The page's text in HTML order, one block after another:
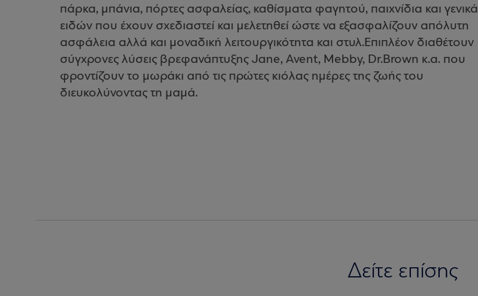
πάρκα, μπάνια, πόρτες ασφαλείας, καθίσματα φαγητού, παιχνίδια και γενικά
ειδών που έχουν σχεδιαστεί και μελετηθεί ώστε να εξασφαλίζουν απόλυτη
ασφάλεια αλλά και μοναδική λειτουργικότητα και στυλ.Επιπλέον διαθέτουν
σύγχρονες λύσεις βρεφανάπτυξης Jane, Avent, Mebby, Dr.Brown κ.α. που
φροντίζουν το μωράκι από τις πρώτες κιόλας ημέρες της ζωής του
διευκολύνοντας τη μαμά.
Δείτε επίσης